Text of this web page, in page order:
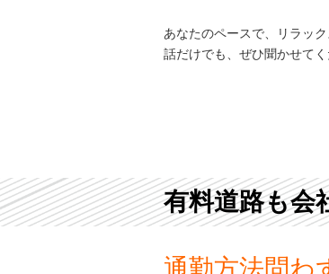
あなたのペースで、リラッ
話だけでも、ぜひ聞かせてく
有料道路も会
通勤方法問わ